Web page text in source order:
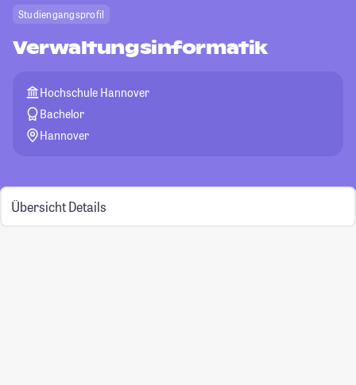
Studiengangsprofil
Verwaltungsinformatik
Hochschule Hannover
Bachelor
Hannover
Übersicht Details